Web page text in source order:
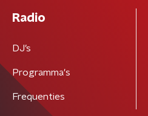
Radio
DJ’s
Programma's
Frequenties